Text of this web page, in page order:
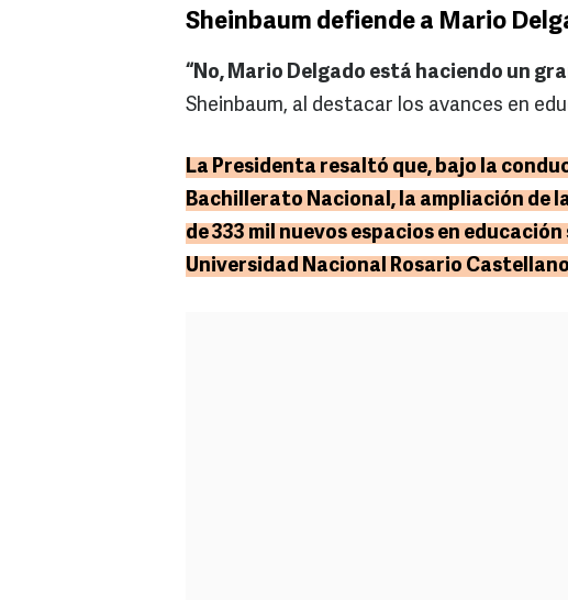
Sheinbaum defiende a Mario
“No, Mario Delgado está haciendo un
Sheinbaum, al destacar los avances en
La Presidenta resaltó que, bajo la
Bachillerato Nacional, la ampliación de
de 333 mil nuevos espacios en
Universidad Nacional Rosario